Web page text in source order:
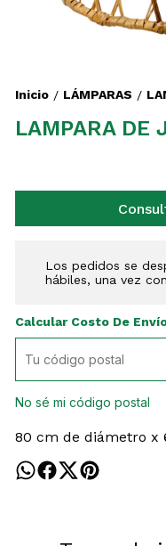
Inicio / LÁMPARAS /
LAMPARA DE
Los pedidos se
hábiles, una vez
Calcular Costo De
No sé mi código postal
80 cm de diámetro x